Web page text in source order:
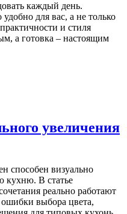
каждый день.
для вас, а не только
и стиля
а готовка – настоящим
увеличения
способен визуально
кухню. В статье
реально работают
выбора цвета,